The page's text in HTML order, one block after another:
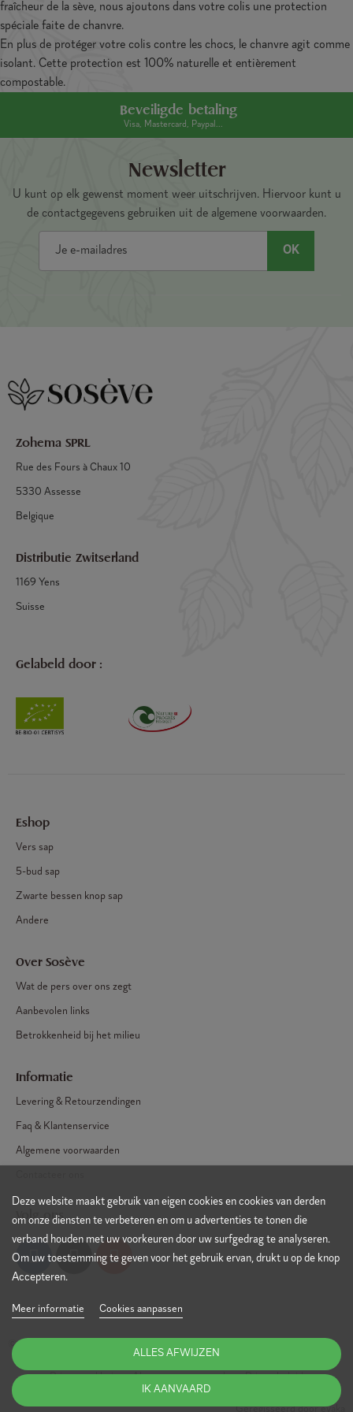
fraîcheur de la sève, nous ajoutons dans votre colis une protection
spéciale faite de chanvre.
En plus de protéger votre colis contre les chocs, le chanvre agit comme
isolant. Cette protection est 100% naturelle et entièrement
compostable.
Beveiligde betaling
Visa, Mastercard, Paypal...
Newsletter
U kunt op elk gewenst moment weer uitschrijven. Hiervoor kunt u
de contactgegevens gebruiken uit de algemene voorwaarden.
OK
Zohema SPRL
Rue des Fours à Chaux 10
5330 Assesse
Belgique
Distributie Zwitserland
1169 Yens
Suisse
Gelabeld door :
Eshop
Vers sap
5-bud sap
Zwarte bessen knop sap
Andere
Over Sosève
Wat de pers over ons zegt
Aanbevolen links
Betrokkenheid bij het milieu
Informatie
Levering & Retourzendingen
Faq & Klantenservice
Algemene voorwaarden
Volg ons
© Copyright 2022 - Sosève - TVA : 0635.868.157
Privacyverklaring-Algemene voorwaarden-Privacybeleid
Deze website maakt gebruik van eigen cookies en cookies van derden
om onze diensten te verbeteren en om u advertenties te tonen die
verband houden met uw voorkeuren door uw surfgedrag te analyseren.
Om uw toestemming te geven voor het gebruik ervan, drukt u op de knop
Accepteren.
Meer informatie Cookies aanpassen
ALLES AFWIJZEN
IK AANVAARD